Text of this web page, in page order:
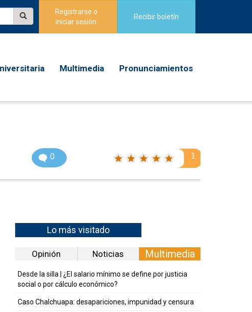
Registrarse o
iniciar sesión
Recibir boletín
Multimedia Pronunciamientos
0 1
Lo más visitado
Opinión Noticias Multimedia
Desde la silla | ¿El salario mínimo se define por justicia
social o por cálculo económico?
Caso Chalchuapa: desapariciones, impunidad y censura